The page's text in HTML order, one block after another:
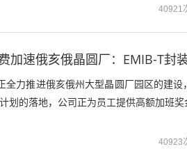
40921
全力推进俄亥俄州大型晶圆厂园区的建设
划的落地，公司正为员工提供高额加班奖
40923